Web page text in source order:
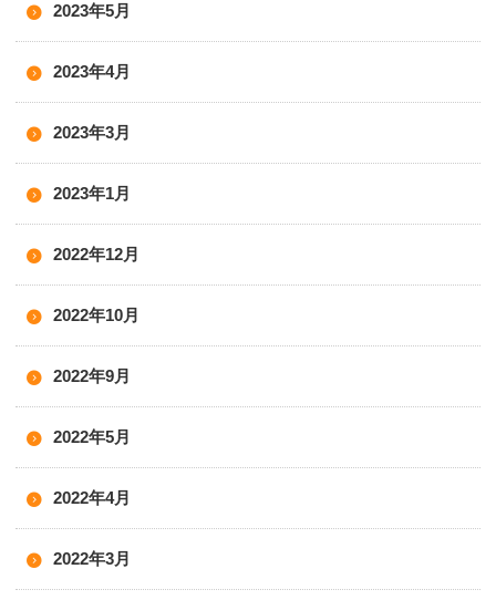
2023年5月
2023年4月
2023年3月
2023年1月
2022年12月
2022年10月
2022年9月
2022年5月
2022年4月
2022年3月